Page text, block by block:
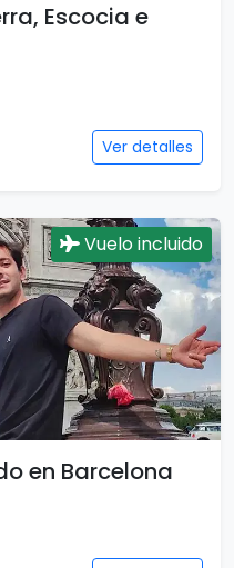
Escocia e
Ver detalles
Vuelo incluido
en Barcelona